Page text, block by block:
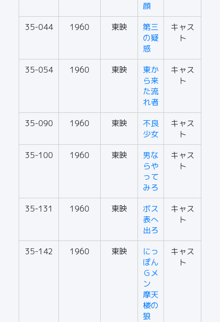
顔
35-044
1960 東映
第三
の疑
惑
キャス
ト
35-054 1960 東映
東か
ら来
た流
れ者
キャス
ト
35-090 1960 東映
不良
少女
キャス
ト
35-100
1960 東映
男な
らや
って
みろ
キャス
ト
35-131 1960 東映
ボス
表へ
出ろ
キャス
ト
35-142 1960 東映
にっ
ぽん
Ｇメ
ン
摩天
楼の
狼
キャス
ト